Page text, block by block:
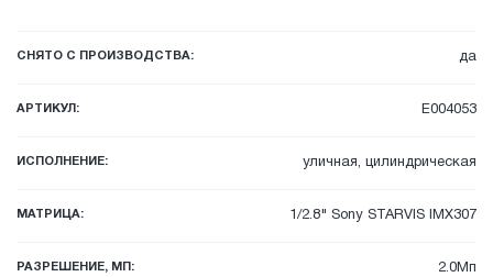
СНЯТО С ПРОИЗВОДСТВА: да
АРТИКУЛ: E004053
ИСПОЛНЕНИЕ: уличная, цилиндрическая
МАТРИЦА: 1/2.8" Sony STARVIS IMX307
РАЗРЕШЕНИЕ, МП: 2.0Мп